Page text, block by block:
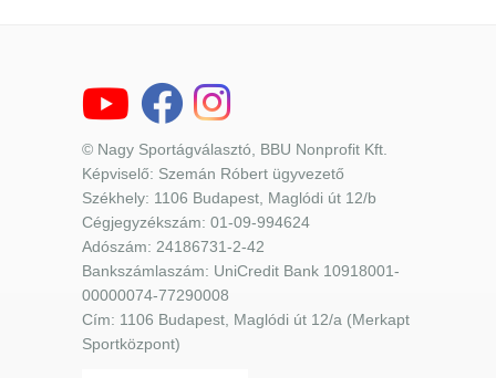
© Nagy Sportágválasztó, BBU Nonprofit Kft.
Képviselő: Szemán Róbert ügyvezető
Székhely: 1106 Budapest, Maglódi út 12/b
Cégjegyzékszám: 01-09-994624
Adószám: 24186731-2-42
Bankszámlaszám: UniCredit Bank 10918001-
00000074-77290008
Cím: 1106 Budapest, Maglódi út 12/a (Merkapt
Sportközpont)